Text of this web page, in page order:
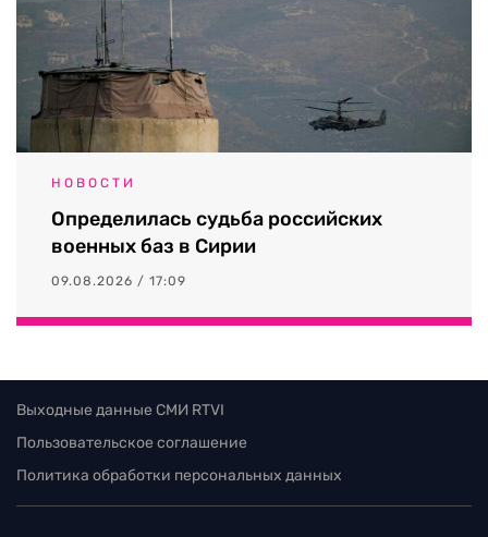
НОВОСТИ
Определилась судьба российских
военных баз в Сирии
09.08.2026 / 17:09
Выходные данные СМИ RTVI
Пользовательское соглашение
Политика обработки персональных данных